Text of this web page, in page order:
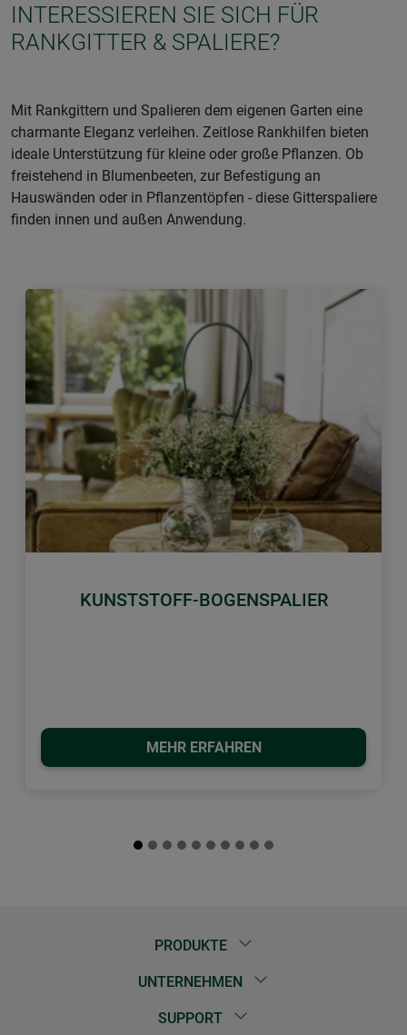
INTERESSIEREN SIE SICH FÜR
RANKGITTER & SPALIERE?
Mit Rankgittern und Spalieren dem eigenen Garten eine
charmante Eleganz verleihen. Zeitlose Rankhilfen bieten
ideale Unterstützung für kleine oder große Pflanzen. Ob
freistehend in Blumenbeeten, zur Befestigung an
Hauswänden oder in Pflanzentöpfen - diese Gitterspaliere
finden innen und außen Anwendung.
KUNSTSTOFF-BOGENSPALIER
MEHR ERFAHREN
Zurück Weiter
PRODUKTE
UNTERNEHMEN
SUPPORT